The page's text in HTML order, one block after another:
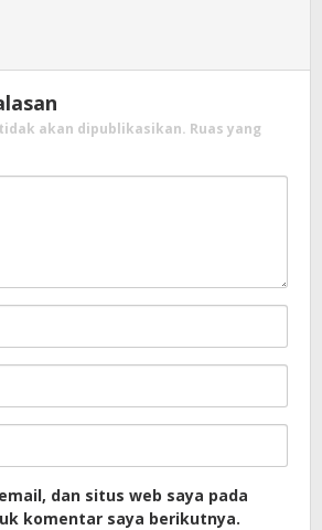
akan dipublikasikan. Ruas yang
dan situs web saya pada
komentar saya berikutnya.